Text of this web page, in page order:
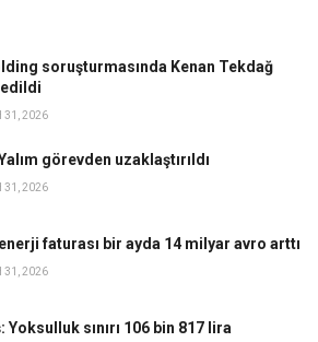
soruşturmasında Kenan Tekdağ
31, 2026
görevden uzaklaştırıldı
31, 2026
faturası bir ayda 14 milyar avro arttı
31, 2026
Yoksulluk sınırı 106 bin 817 lira